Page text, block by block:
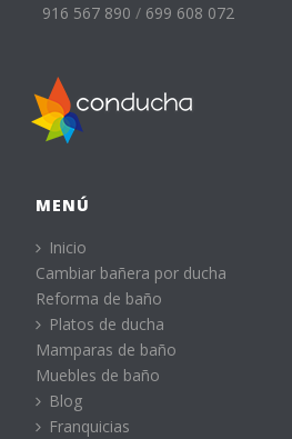
916 567 890 / 699 608 072
MENÚ
Inicio
Cambiar bañera por ducha
Reforma de baño
Platos de ducha
Mamparas de baño
Muebles de baño
Blog
Franquicias